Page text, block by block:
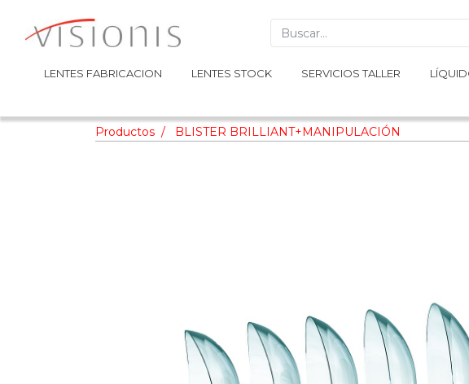
LENTES FABRICACION LENTES STOCK SERVICIOS TALLER
LENTES FABRICACION LENTES STOCK SERVICIOS TALLER
Productos BLISTER BRILLIANT+MANIPULACIÓN